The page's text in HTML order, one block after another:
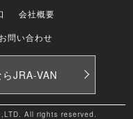
会社概要
お問い合わせ
JRA-VAN
All rights reserved.